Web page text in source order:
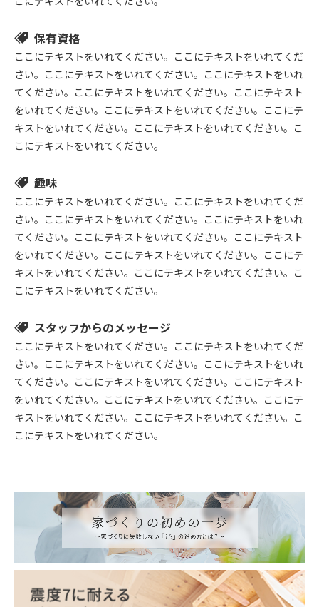
保有資格
ここにテキストをいれてください。ここにテキストをいれてくだ
さい。ここにテキストをいれてください。ここにテキストをいれ
てください。ここにテキストをいれてください。ここにテキスト
をいれてください。ここにテキストをいれてください。ここにテ
キストをいれてください。ここにテキストをいれてください。こ
こにテキストをいれてください。
趣味
ここにテキストをいれてください。ここにテキストをいれてくだ
さい。ここにテキストをいれてください。ここにテキストをいれ
てください。ここにテキストをいれてください。ここにテキスト
をいれてください。ここにテキストをいれてください。ここにテ
キストをいれてください。ここにテキストをいれてください。こ
こにテキストをいれてください。
スタッフからのメッセージ
ここにテキストをいれてください。ここにテキストをいれてくだ
さい。ここにテキストをいれてください。ここにテキストをいれ
てください。ここにテキストをいれてください。ここにテキスト
をいれてください。ここにテキストをいれてください。ここにテ
キストをいれてください。ここにテキストをいれてください。こ
こにテキストをいれてください。